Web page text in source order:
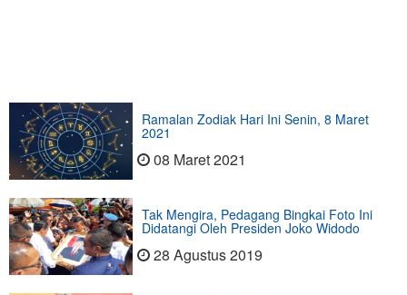
Ramalan Zodiak Hari Ini Senin, 8 Maret
2021
08 Maret 2021
Tak Mengira, Pedagang Bingkai Foto Ini
Didatangi Oleh Presiden Joko Widodo
28 Agustus 2019